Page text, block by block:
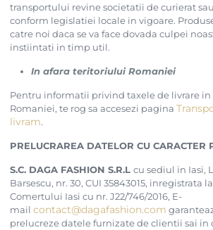
transportului revine societatii de curierat
conform legislatiei locale in vigoare.
catre noi daca se va face dovada culpei
instiintati in timp util.
In afara teritoriului Romaniei
Pentru informatii privind taxele de livrare
Romaniei, te rog sa accesezi pagina
livram.
PRELUCRAREA DATELOR CU CARACTER
S.C. DAGA FASHION S.R.Lcu sediul in Iasi,
Barsescu, nr. 30, CUI 35843015, inregistrata
Comertului Iasi cu nr. J22/746/2016, E-
mailcontact@dagafashion.com
prelucreze datele furnizate de clientii sai in